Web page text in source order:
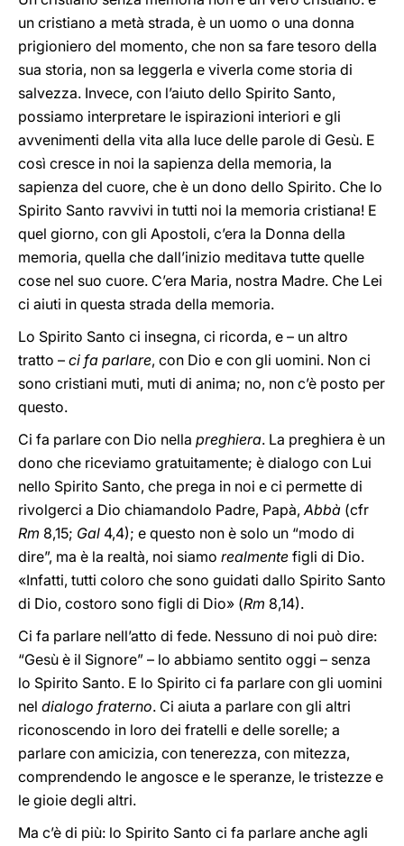
un cristiano a metà strada, è un uomo o una donna
prigioniero del momento, che non sa fare tesoro della
sua storia, non sa leggerla e viverla come storia di
salvezza. Invece, con l’aiuto dello Spirito Santo,
possiamo interpretare le ispirazioni interiori e gli
avvenimenti della vita alla luce delle parole di Gesù. E
così cresce in noi la sapienza della memoria, la
sapienza del cuore, che è un dono dello Spirito. Che lo
Spirito Santo ravvivi in tutti noi la memoria cristiana! E
quel giorno, con gli Apostoli, c’era la Donna della
memoria, quella che dall’inizio meditava tutte quelle
cose nel suo cuore. C’era Maria, nostra Madre. Che Lei
ci aiuti in questa strada della memoria.
Lo Spirito Santo ci insegna, ci ricorda, e – un altro
tratto – ci fa parlare, con Dio e con gli uomini. Non ci
sono cristiani muti, muti di anima; no, non c’è posto per
questo.
Ci fa parlare con Dio nella preghiera. La preghiera è un
dono che riceviamo gratuitamente; è dialogo con Lui
nello Spirito Santo, che prega in noi e ci permette di
rivolgerci a Dio chiamandolo Padre, Papà,Abbà (cfr
Rm 8,15; Gal 4,4); e questo non è solo un “modo di
dire”, ma è la realtà, noi siamo realmente figli di Dio.
«Infatti, tutti coloro che sono guidati dallo Spirito Santo
di Dio, costoro sono figli di Dio» (Rm 8,14).
Ci fa parlare nell’atto di fede. Nessuno di noi può dire:
“Gesù è il Signore” – lo abbiamo sentito oggi – senza
lo Spirito Santo. E lo Spirito ci fa parlare con gli uomini
nel dialogo fraterno. Ci aiuta a parlare con gli altri
riconoscendo in loro dei fratelli e delle sorelle; a
parlare con amicizia, con tenerezza, con mitezza,
comprendendo le angosce e le speranze, le tristezze e
le gioie degli altri.
Ma c’è di più: lo Spirito Santo ci fa parlare anche agli